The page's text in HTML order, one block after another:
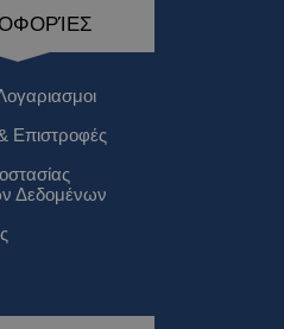
Επιστροφές
Δεδομένων